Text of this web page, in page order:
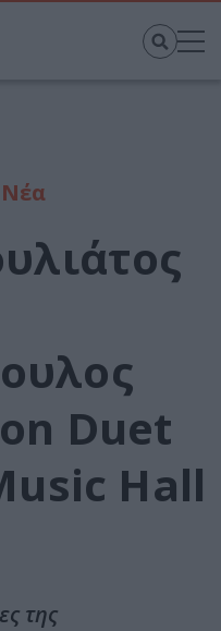
Duet
Hall
της